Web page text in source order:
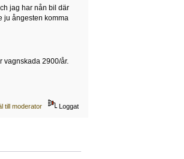
jag har nån bil där
ju ångesten komma
vagnskada 2900/år.
till moderator Loggat